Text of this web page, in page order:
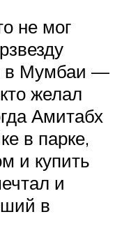
не мог
в Мумбаи —
желал
Амитабх
в парке,
и купить
и
в